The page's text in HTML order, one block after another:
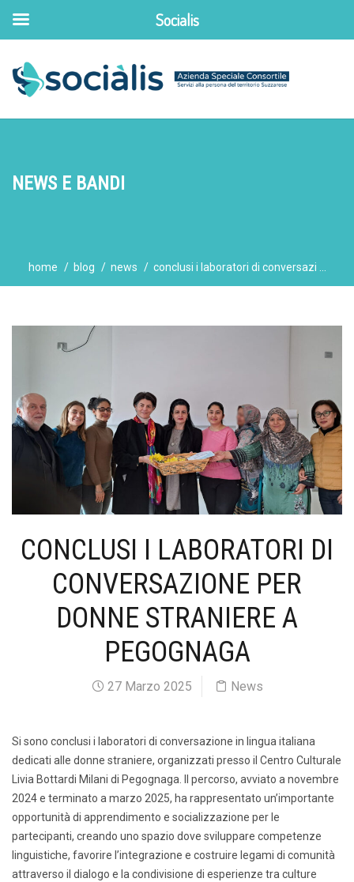
NEWS E BANDI
home blog news conclusi i laboratori di conversazi ...
CONCLUSI I LABORATORI DI
CONVERSAZIONE PER
DONNE STRANIERE A
PEGOGNAGA
27 Marzo 2025 News
Si sono conclusi i laboratori di conversazione in lingua italiana
dedicati alle donne straniere, organizzati presso il Centro Culturale
Livia Bottardi Milani di Pegognaga. Il percorso, avviato a novembre
2024 e terminato a marzo 2025, ha rappresentato un’importante
opportunità di apprendimento e socializzazione per le
partecipanti, creando uno spazio dove sviluppare competenze
linguistiche, favorire l’integrazione e costruire legami di comunità
attraverso il dialogo e la condivisione di esperienze tra culture
Socialis